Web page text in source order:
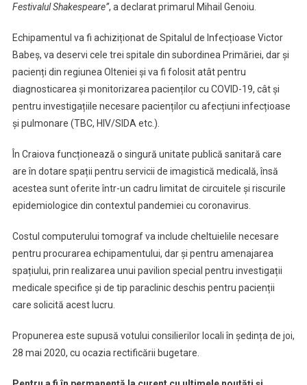
Festivalul Shakespeare”, a declarat primarul Mihail Genoiu.
Echipamentul va fi achiziționat de Spitalul de Infecțioase Victor
Babeș, va deservi cele trei spitale din subordinea Primăriei, dar și
pacienți din regiunea Olteniei și va fi folosit atât pentru
diagnosticarea și monitorizarea pacienților cu COVID-19, cât și
pentru investigațiile necesare pacienților cu afecțiuni infecțioase
și pulmonare (TBC, HIV/SIDA etc.).
În Craiova funcționează o singură unitate publică sanitară care
are în dotare spații pentru servicii de imagistică medicală, însă
acestea sunt oferite într-un cadru limitat de circuitele și riscurile
epidemiologice din contextul pandemiei cu coronavirus.
Costul computerului tomograf va include cheltuielile necesare
pentru procurarea echipamentului, dar și pentru amenajarea
spațiului, prin realizarea unui pavilion special pentru investigații
medicale specifice și de tip paraclinic deschis pentru pacienții
care solicită acest lucru.
Propunerea este supusă votului consilierilor locali în ședința de joi,
28 mai 2020, cu ocazia rectificării bugetare.